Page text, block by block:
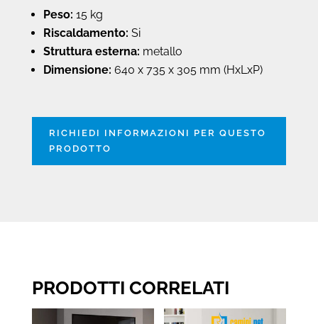
Peso: 15 kg
Riscaldamento: Si
Struttura esterna: metallo
Dimensione: 640 x 735 x 305 mm (HxLxP)
RICHIEDI INFORMAZIONI PER QUESTO
PRODOTTO
PRODOTTI CORRELATI